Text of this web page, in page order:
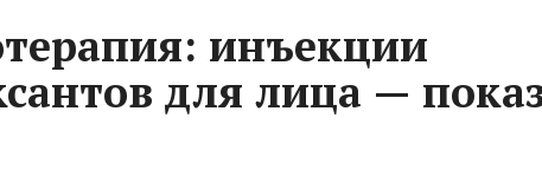
инъекции
для лица —